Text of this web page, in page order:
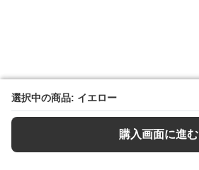
選択中の商品: イエロー
購入画面に進む
選択中の商品: イエロー
購入画面に進む